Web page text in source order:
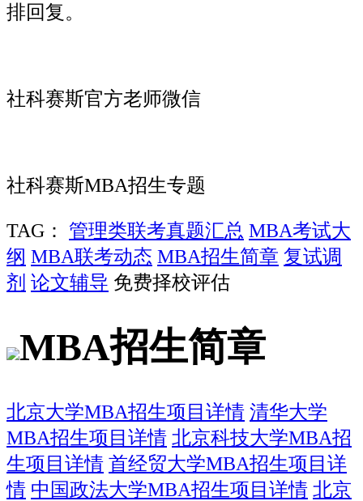
排回复。
社科赛斯官方老师微信
社科赛斯MBA招生专题
TAG： 管理类联考真题汇总 MBA考试大
纲 MBA联考动态 MBA招生简章 复试调
剂 论文辅导 免费择校评估
MBA招生简章
北京大学MBA招生项目详情 清华大学
MBA招生项目详情 北京科技大学MBA招
生项目详情 首经贸大学MBA招生项目详
情 中国政法大学MBA招生项目详情 北京